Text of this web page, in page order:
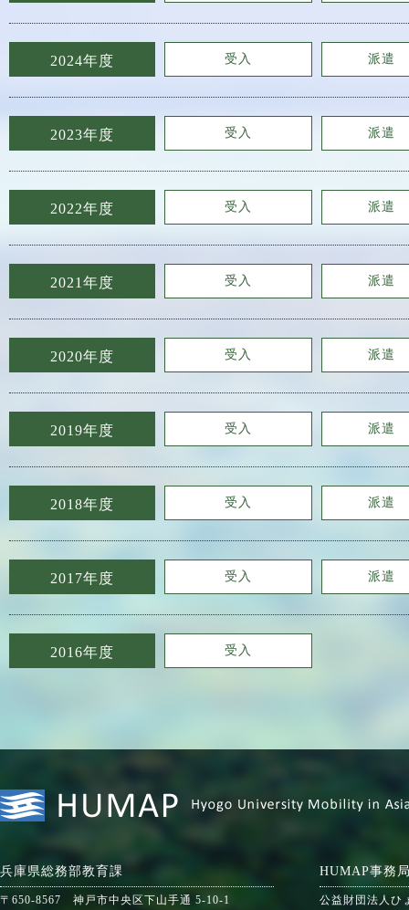
2024年度 受入 派遣
2023年度 受入 派遣
2022年度 受入 派遣
2021年度 受入 派遣
2020年度 受入 派遣
2019年度 受入 派遣
2018年度 受入 派遣
2017年度 受入 派遣
2016年度 受入
兵庫県総務部教育課
〒650-8567 神戸市中央区下山手通 5-10-1
HUMAP事務
公益財団法人ひ